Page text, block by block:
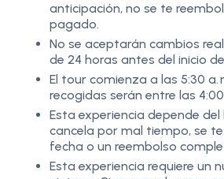
anticipación, no se te
pagado.
No se aceptarán cambios
de 24 horas antes del inicio
El tour comienza a las 5:30 a.
recogidas serán entre las
Esta experiencia depende del
cancela por mal tiempo, se
fecha o un reembolso
Esta experiencia requiere un